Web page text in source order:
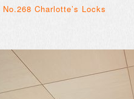
No.268 Charlotte’s Locks